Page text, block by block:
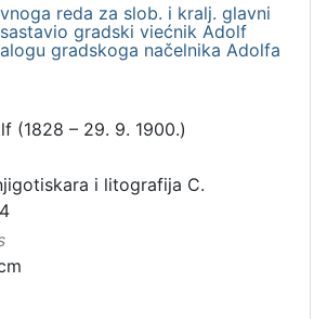
reda za slob. i kralj. glavni
gradski viećnik Adolf
gradskoga načelnika Adolfa
(1828 – 29. 9. 1900.)
i litografija C.